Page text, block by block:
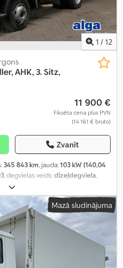
1 / 12
AHK, 3. Sitz,
11 900 €
Fiksēta cena plus PVN
(14 161 € bruto)
Zvanīt
345 843 km, jauda:103 kW (140,04
, degvielas veids:dīzeļdegviela,
pārbaude (TÜV):
, emisijas klase:Euro 3, sēdvietu
mm, kopējais platums:2 440 mm,
, iekraušanas telpas tilpums:
, iekraušanas vietas platums:
400 mm ABS
Mazā sludinājuma